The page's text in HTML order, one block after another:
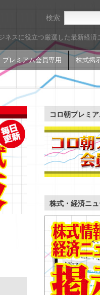
ネスに役立つ厳選した最新経済
プレミアム会員専用 株式掲
検索:
コロ朝プレミ
株式・経済ニ